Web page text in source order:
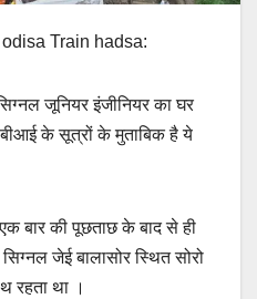
Train hadsa:
जूनियर इंजीनियर का घर
के सूत्रों के मुताबिक है ये
बार की पूछताछ के बाद से ही
जेई बालासोर स्थित सोरो
रहता था ।